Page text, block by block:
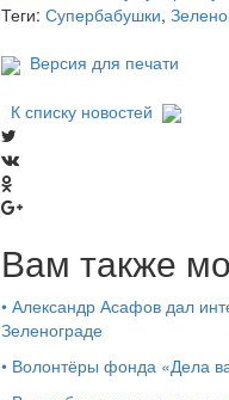
Теги: Супербабушки,
Версия для печати
К списку новостей
Вам также
• Александр Асафов дал
Зеленограде
• Волонтёры фонда «Дела